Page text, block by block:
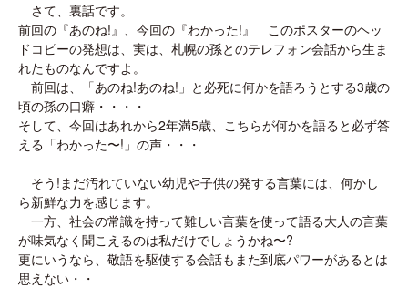
さて、裏話です。
前回の『あのね!』、今回の『わかった!』 このポスターのヘッ
ドコピーの発想は、実は、札幌の孫とのテレフォン会話から生ま
れたものなんですよ。
前回は、「あのね!あのね!」と必死に何かを語ろうとする3歳の
頃の孫の口癖・・・・
そして、今回はあれから2年満5歳、こちらが何かを語ると必ず答
える「わかった〜!」の声・・・
そう!まだ汚れていない幼児や子供の発する言葉には、何かし
ら新鮮な力を感じます。
一方、社会の常識を持って難しい言葉を使って語る大人の言葉
が味気なく聞こえるのは私だけでしょうかね〜?
更にいうなら、敬語を駆使する会話もまた到底パワーがあるとは
思えない・・